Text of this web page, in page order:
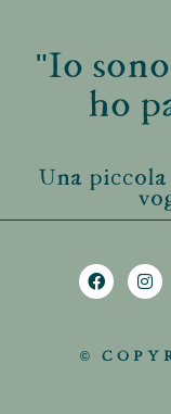
"Io
ho
Una
©